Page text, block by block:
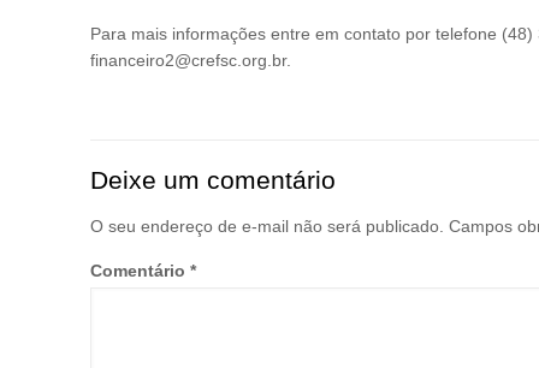
Para mais informações entre em contato por telefone
financeiro2@crefsc.org.br.
Deixe um comentário
O seu endereço de e-mail não será publicado. Campos
Comentário *